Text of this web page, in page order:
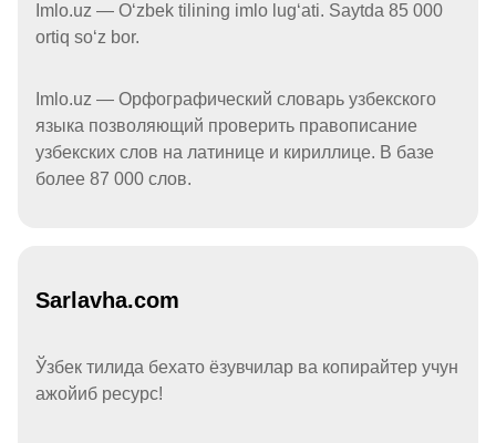
Imlo.uz — Oʻzbek tilining imlo lugʻati. Saytda 85 000
ortiq soʻz bor.
Imlo.uz — Орфографический словарь узбекского
языка позволяющий проверить правописание
узбекских слов на латинице и кириллице. В базе
более 87 000 слов.
Sarlavha.com
Ўзбек тилида бехато ёзувчилар ва копирайтер учун
ажойиб ресурс!